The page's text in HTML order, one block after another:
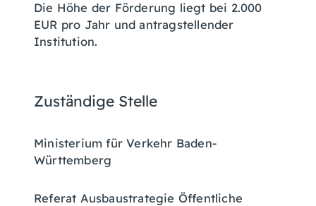
Die Höhe der Förderung liegt bei 2.000
EUR pro Jahr und antragstellender
Institution.
Zuständige Stelle
Ministerium für Verkehr Baden-
Württemberg
Referat Ausbaustrategie Öffentliche